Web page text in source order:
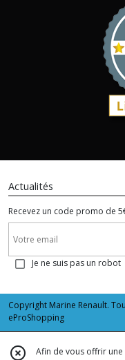
Actualités
Recevez un code promo de
Je ne suis pas un robot
Copyright Marine Renault.
eProShopping
Afin de vous offrir